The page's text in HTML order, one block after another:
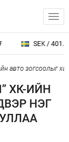
SEK / 401.7₮
авто зогсоолыг
ХК-ИЙН
НЭГ